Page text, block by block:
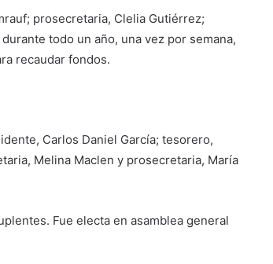
prosecretaria, Clelia Gutiérrez;
todo un año, una vez por semana,
recaudar fondos.
Carlos Daniel García; tesorero,
Melina Maclen y prosecretaria, María
Fue electa en asamblea general